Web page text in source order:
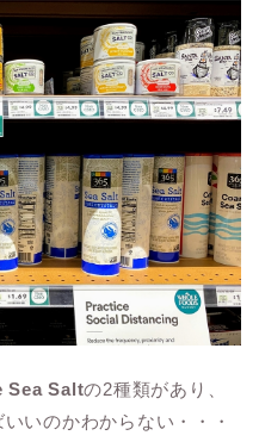
Sea Saltの2種類があり、
いのかわからない・・・